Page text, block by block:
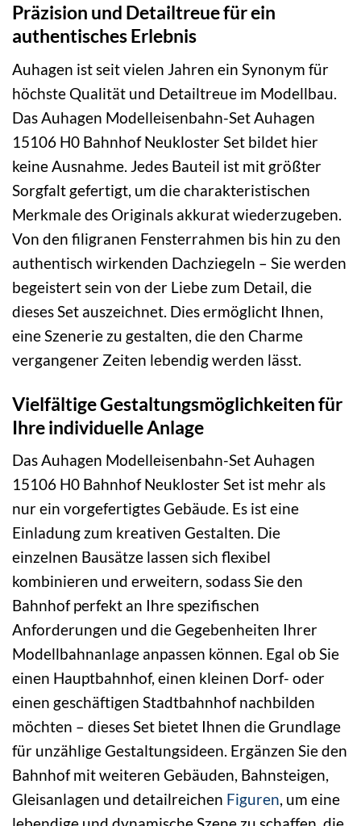
Präzision und Detailtreue für ein
authentisches Erlebnis
Auhagen ist seit vielen Jahren ein Synonym für
höchste Qualität und Detailtreue im Modellbau.
Das Auhagen Modelleisenbahn-Set Auhagen
15106 H0 Bahnhof Neukloster Set bildet hier
keine Ausnahme. Jedes Bauteil ist mit größter
Sorgfalt gefertigt, um die charakteristischen
Merkmale des Originals akkurat wiederzugeben.
Von den filigranen Fensterrahmen bis hin zu den
authentisch wirkenden Dachziegeln – Sie werden
begeistert sein von der Liebe zum Detail, die
dieses Set auszeichnet. Dies ermöglicht Ihnen,
eine Szenerie zu gestalten, die den Charme
vergangener Zeiten lebendig werden lässt.
Vielfältige Gestaltungsmöglichkeiten für
Ihre individuelle Anlage
Das Auhagen Modelleisenbahn-Set Auhagen
15106 H0 Bahnhof Neukloster Set ist mehr als
nur ein vorgefertigtes Gebäude. Es ist eine
Einladung zum kreativen Gestalten. Die
einzelnen Bausätze lassen sich flexibel
kombinieren und erweitern, sodass Sie den
Bahnhof perfekt an Ihre spezifischen
Anforderungen und die Gegebenheiten Ihrer
Modellbahnanlage anpassen können. Egal ob Sie
einen Hauptbahnhof, einen kleinen Dorf- oder
einen geschäftigen Stadtbahnhof nachbilden
möchten – dieses Set bietet Ihnen die Grundlage
für unzählige Gestaltungsideen. Ergänzen Sie den
Bahnhof mit weiteren Gebäuden, Bahnsteigen,
Gleisanlagen und detailreichen Figuren, um eine